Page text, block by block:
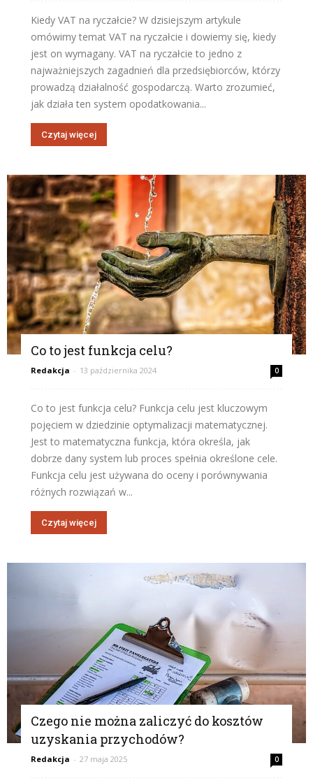
Kiedy VAT na ryczałcie? W dzisiejszym artykule
omówimy temat VAT na ryczałcie i dowiemy się, kiedy
jest on wymagany. VAT na ryczałcie to jedno z
najważniejszych zagadnień dla przedsiębiorców, którzy
prowadzą działalność gospodarczą. Warto zrozumieć,
jak działa ten system opodatkowania...
Czytaj więcej
Co to jest funkcja celu?
Redakcja - 13 października 2024 0
Co to jest funkcja celu? Funkcja celu jest kluczowym
pojęciem w dziedzinie optymalizacji matematycznej.
Jest to matematyczna funkcja, która określa, jak
dobrze dany system lub proces spełnia określone cele.
Funkcja celu jest używana do oceny i porównywania
różnych rozwiązań w...
Czytaj więcej
Czego nie można zaliczyć do kosztów
uzyskania przychodów?
Redakcja - 27 maja 2025 0